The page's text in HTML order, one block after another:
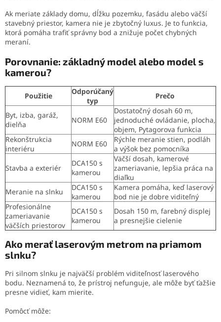
Ak meriate základy domu, dĺžku pozemku, fasádu alebo väčší
stavebný priestor, kamera nie je zbytočný luxus. Je to funkcia,
ktorá pomáha trafiť správny bod a znižuje počet chybných
meraní.
Porovnanie: základný model alebo model s
kamerou?
Použitie
Odporúčaný
typ
Prečo
Byt, izba, garáž,
dielňa
NORM E60
Dostatočný dosah 60 m,
jednoduché ovládanie, plocha,
objem, Pytagorova funkcia
Rekonštrukcia
interiéru
NORM E60
Rýchle meranie stien, podláh
a výšok bez pomocníka
Stavba a exteriér
DCA150 s
kamerou
Väčší dosah, kamerové
zameriavanie, lepšia práca na
diaľku
Meranie na slnku
DCA150 s
kamerou
Kamera pomáha, keď laserový
bod nie je dobre viditeľný
Profesionálne
zameriavanie
väčších priestorov
DCA150 s
kamerou
Dosah 150 m, farebný displej
a presnejšie cielenie
Ako merať laserovým metrom na priamom
slnku?
Pri silnom slnku je najväčší problém viditeľnosť laserového
bodu. Neznamená to, že prístroj nefunguje, ale môže byť ťažšie
presne vidieť, kam mierite.
Pomôcť môže: